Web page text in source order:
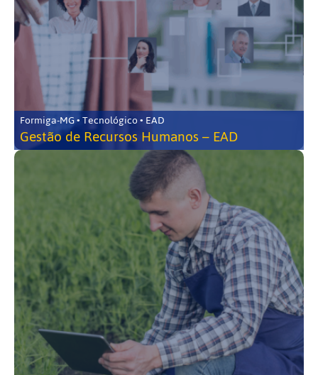
Formiga-MG • Tecnológico • EAD
Gestão de Recursos Humanos – EAD